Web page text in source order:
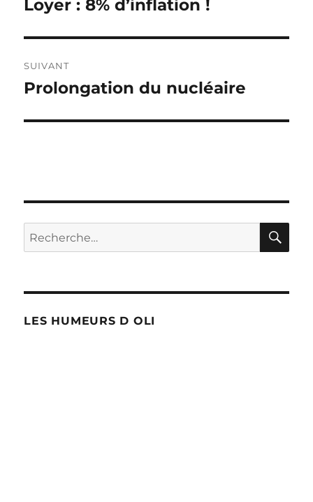
Publication
Loyer : 8% d’inflation !
SUIVANT
Publication
Prolongation du nucléaire
Recherche
pour :
LES HUMEURS D OLI